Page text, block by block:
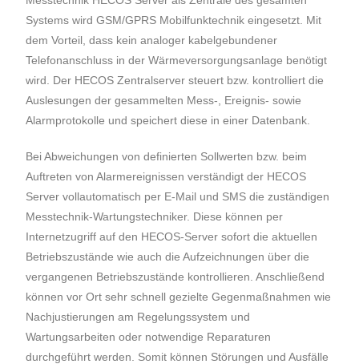
Systems wird GSM/GPRS Mobilfunktechnik eingesetzt. Mit
dem Vorteil, dass kein analoger kabelgebundener
Telefonanschluss in der Wärmeversorgungsanlage benötigt
wird. Der HECOS Zentralserver steuert bzw. kontrolliert die
Auslesungen der gesammelten Mess-, Ereignis- sowie
Alarmprotokolle und speichert diese in einer Datenbank.
Bei Abweichungen von definierten Sollwerten bzw. beim
Auftreten von Alarmereignissen verständigt der HECOS
Server vollautomatisch per E-Mail und SMS die zuständigen
Messtechnik-Wartungstechniker. Diese können per
Internetzugriff auf den HECOS-Server sofort die aktuellen
Betriebszustände wie auch die Aufzeichnungen über die
vergangenen Betriebszustände kontrollieren. Anschließend
können vor Ort sehr schnell gezielte Gegenmaßnahmen wie
Nachjustierungen am Regelungssystem und
Wartungsarbeiten oder notwendige Reparaturen
durchgeführt werden. Somit können Störungen und Ausfälle